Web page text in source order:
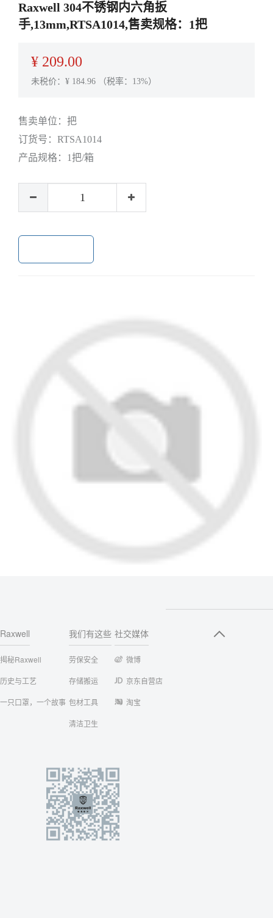
Raxwell 304不锈钢内六角扳
手,13mm,RTSA1014,售卖规格：1把
¥ 209.00
未税价：¥ 184.96 （税率：13%）
售卖单位： 把
订货号： RTSA1014
产品规格： 1把/箱
Raxwell
揭秘Raxwell
历史与工艺
一只口罩，一个故事
我们有这些
劳保安全
存储搬运
包材工具
清洁卫生
社交媒体
微博
京东自营店
淘宝